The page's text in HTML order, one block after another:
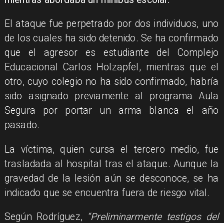
El ataque fue perpetrado por dos individuos, uno
de los cuales ha sido detenido. Se ha confirmado
que el agresor es estudiante del Complejo
Educacional Carlos HolzapfeI, mientras que el
otro, cuyo colegio no ha sido confirmado, habría
sido asignado previamente al programa Aula
Segura por portar un arma blanca el año
pasado.
La víctima, quien cursa el tercero medio, fue
trasladada al hospital tras el ataque. Aunque la
gravedad de la lesión aún se desconoce, se ha
indicado que se encuentra fuera de riesgo vital.
Según Rodríguez, “Preliminarmente testigos del